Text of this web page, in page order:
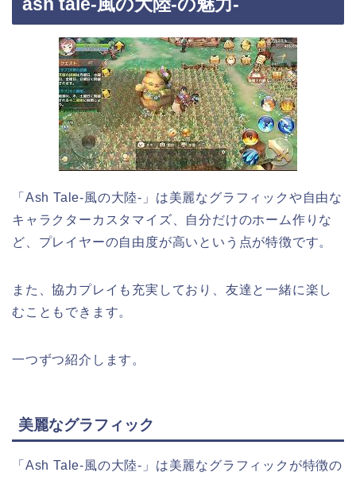
「Ash Tale-風の大陸-」は美麗なグラフィックや自由な
キャラクターカスタマイズ、自分だけのホーム作りな
ど、プレイヤーの自由度が高いという点が特徴です。
また、協力プレイも充実しており、友達と一緒に楽し
むこともできます。
一つずつ紹介します。
美麗なグラフィック
「Ash Tale-風の大陸-」は美麗なグラフィックが特徴の